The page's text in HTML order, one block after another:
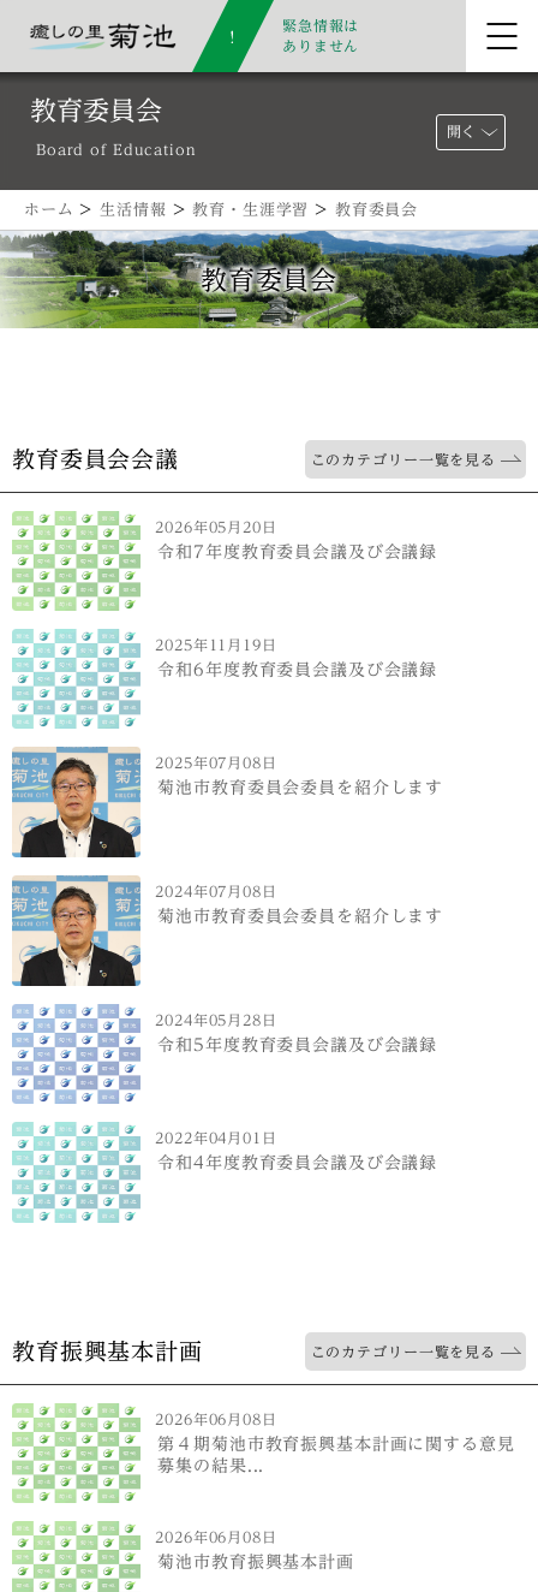
緊急情報は
ありません
教育委員会
Board of Education
開く
ホーム >生活情報 >教育・生涯学習 > 教育委員会
教育委員会
教育委員会会議 このカテゴリー一覧を見る
2026年05月20日
令和7年度教育委員会議及び会議録
2025年11月19日
令和6年度教育委員会議及び会議録
2025年07月08日
菊池市教育委員会委員を紹介します
2024年07月08日
菊池市教育委員会委員を紹介します
2024年05月28日
令和5年度教育委員会議及び会議録
2022年04月01日
令和4年度教育委員会議及び会議録
教育振興基本計画 このカテゴリー一覧を見る
2026年06月08日
第４期菊池市教育振興基本計画に関する意見
募集の結果...
2026年06月08日
菊池市教育振興基本計画